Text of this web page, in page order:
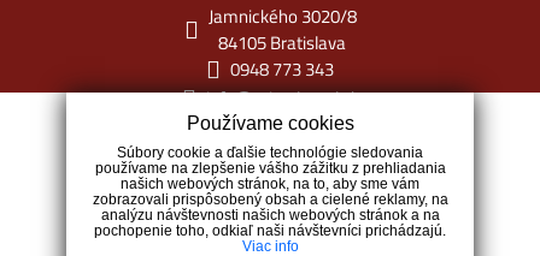
Jamnického 3020/8
84105 Bratislava
0948 773 343
info@miraclereal.sk
Používame cookies
Súbory cookie a ďalšie technológie sledovania
používame na zlepšenie vášho zážitku z prehliadania
našich webových stránok, na to, aby sme vám
zobrazovali prispôsobený obsah a cielené reklamy, na
analýzu návštevnosti našich webových stránok a na
pochopenie toho, odkiaľ naši návštevníci prichádzajú.
Viac info